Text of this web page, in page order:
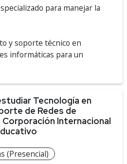
para manejar la
y soporte técnico en
informáticas para un
Tecnología en
de Redes de
Corporación Internacional
(Presencial)